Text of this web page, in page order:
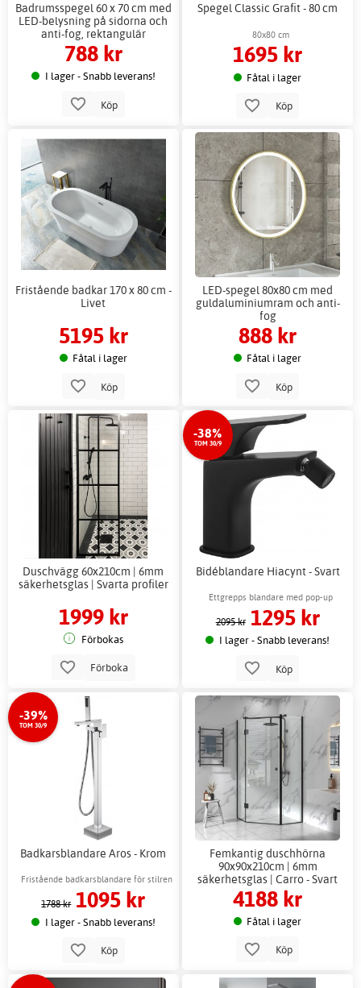
Badrumsspegel 60 x 70 cm med
LED-belysning på sidorna och
anti-fog, rektangulär
788 kr
I lager - Snabb leverans!
Köp
Spegel Classic Grafit - 80 cm
80x80 cm
1695 kr
Fåtal i lager
Köp
Fristående badkar 170 x 80 cm -
Livet
5195 kr
Fåtal i lager
Köp
LED-spegel 80x80 cm med
guldaluminiumram och anti-
fog
888 kr
Fåtal i lager
Köp
Duschvägg 60x210cm | 6mm
säkerhetsglas | Svarta profiler
1999 kr
Förbokas
Förboka
-38%
TOM 30/9
Bidéblandare Hiacynt - Svart
Ettgrepps blandare med pop-up
bottenventil
2095 kr 1295 kr
I lager - Snabb leverans!
Köp
-39%
TOM 30/9
Badkarsblandare Aros - Krom
Fristående badkarsblandare för stilren
badrumsinredning
1788 kr 1095 kr
I lager - Snabb leverans!
Köp
Femkantig duschhörna
90x90x210cm | 6mm
säkerhetsglas | Carro - Svart
4188 kr
Fåtal i lager
Köp